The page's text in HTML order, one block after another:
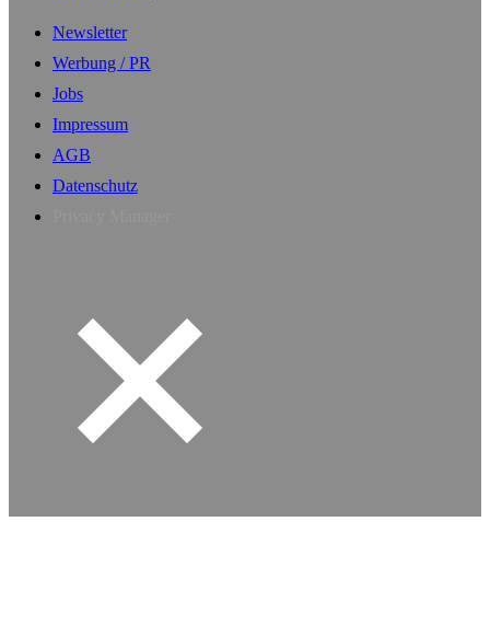
Newsletter
Werbung / PR
Jobs
Impressum
AGB
Datenschutz